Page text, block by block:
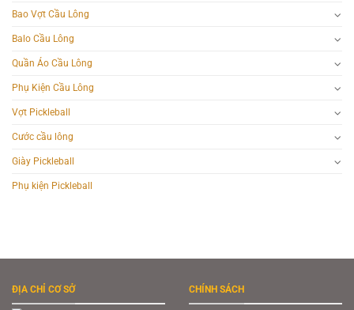
Bao Vợt Cầu Lông
Balo Cầu Lông
Quần Áo Cầu Lông
Phụ Kiện Cầu Lông
Vợt Pickleball
Cước cầu lông
Giày Pickleball
Phụ kiện Pickleball
ĐỊA CHỈ CƠ SỞ CHÍNH SÁCH